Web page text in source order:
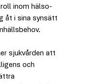
roll inom hälso-
åt i sina synsätt
sjukvården att
och